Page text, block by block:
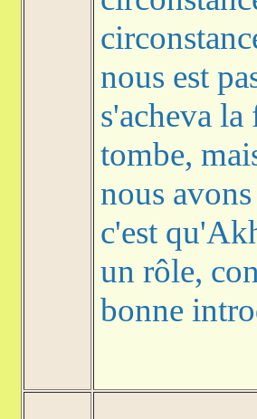
nous est
s'acheva
tombe,
nous
c'est
un rôle,
bonne